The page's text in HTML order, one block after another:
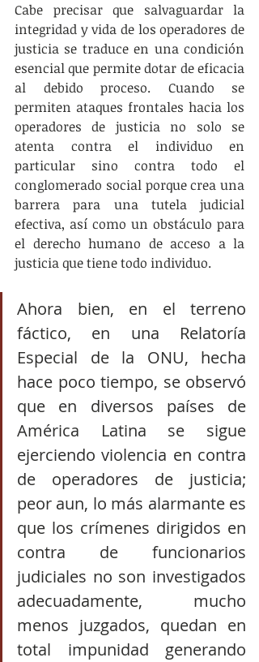
Cabe precisar que salvaguardar la
integridad y vida de los operadores de
justicia se traduce en una condición
esencial que permite dotar de eficacia
al debido proceso. Cuando se
permiten ataques frontales hacia los
operadores de justicia no solo se
atenta contra el individuo en
particular sino contra todo el
conglomerado social porque crea una
barrera para una tutela judicial
efectiva, así como un obstáculo para
el derecho humano de acceso a la
justicia que tiene todo individuo.
Ahora bien, en el terreno
fáctico, en una Relatoría
Especial de la ONU, hecha
hace poco tiempo, se observó
que en diversos países de
América Latina se sigue
ejerciendo violencia en contra
de operadores de justicia;
peor aun, lo más alarmante es
que los crímenes dirigidos en
contra de funcionarios
judiciales no son investigados
adecuadamente, mucho
menos juzgados, quedan en
total impunidad generando